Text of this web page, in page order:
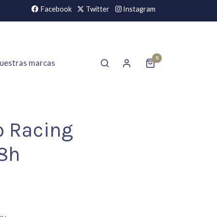
Facebook Twitter Instagram
marcas 0
Racing